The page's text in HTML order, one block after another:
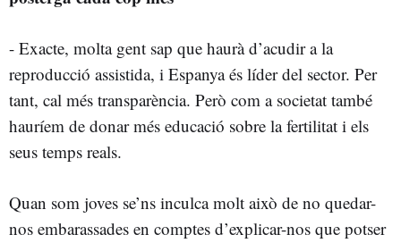
- Exacte, molta gent sap que haurà d’acudir a la
reproducció assistida, i Espanya és líder del sector. Per
tant, cal més transparència. Però com a societat també
hauríem de donar més educació sobre la fertilitat i els
seus temps reals.
Quan som joves se’ns inculca molt això de no quedar-
nos embarassades en comptes d’explicar-nos que potser